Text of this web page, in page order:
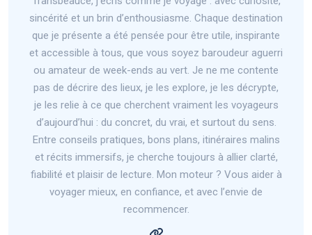
sincérité et un brin d’enthousiasme. Chaque destination
que je présente a été pensée pour être utile, inspirante
et accessible à tous, que vous soyez baroudeur aguerri
ou amateur de week-ends au vert. Je ne me contente
pas de décrire des lieux, je les explore, je les décrypte,
je les relie à ce que cherchent vraiment les voyageurs
d’aujourd’hui : du concret, du vrai, et surtout du sens.
Entre conseils pratiques, bons plans, itinéraires malins
et récits immersifs, je cherche toujours à allier clarté,
fiabilité et plaisir de lecture. Mon moteur ? Vous aider à
voyager mieux, en confiance, et avec l’envie de
recommencer.